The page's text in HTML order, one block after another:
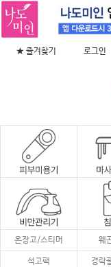
★ 즐겨찾기 로그인
온장고/스티머 웨
석고팩 경락